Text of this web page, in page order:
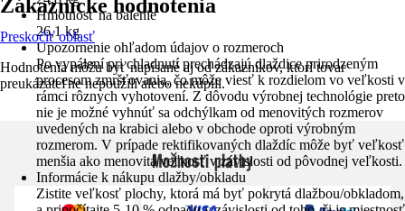
Hmotnosť na balenie
26,1 kg
Upozornenie ohľadom údajov o rozmeroch
Po vypálení pri chladnutí prechádzajú dlaždice prirodzeným
procesom zmršťovania, čo môže viesť k rozdielom vo veľkosti v
rámci rôznych vyhotovení. Z dôvodu výrobnej technológie preto
nie je možné vyhnúť sa odchýlkam od menovitých rozmerov
uvedených na krabici alebo v obchode oproti výrobným
rozmerom. V prípade rektifikovaných dlaždíc môže byť veľkosť
menšia ako menovitá veľkosť v závislosti od pôvodnej veľkosti.
Informácie k nákupu dlažby/obkladu
Zistite veľkosť plochy, ktorá má byť pokrytá dlažbou/obkladom,
Zákaznícke hodnotenia
Preskočiť oblasť
Hodnotenia môžu byť napísané aj od zákazníkov, ktorí tovar
preukázateľne nepoužili alebo nekúpili.
Možnosti platby